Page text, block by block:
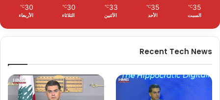
35
℃
السبت
35
℃
الأحد
33
℃
الأثنين
30
℃
الثلاثاء
30
℃
الأربعاء
Recent Tech News